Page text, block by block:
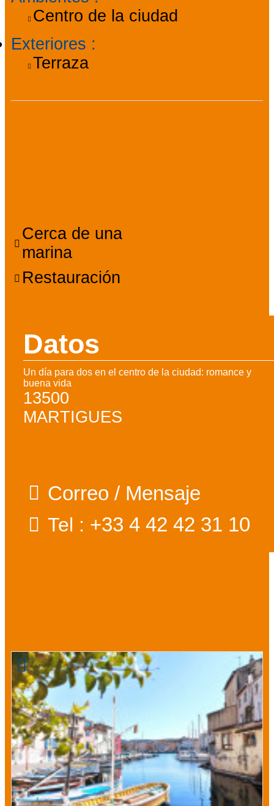
Centro de la ciudad
Exteriores :
Terraza
Cerca de una
marina
Restauración
Datos
Un día para dos en el centro de la ciudad: romance y
buena vida
13500
MARTIGUES
Correo / Mensaje
Tel : +33 4 42 42 31 10